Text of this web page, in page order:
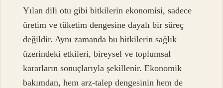
Yılan dili otu gibi bitkilerin ekonomisi, sadece
üretim ve tüketim dengesine dayalı bir süreç
değildir. Aynı zamanda bu bitkilerin sağlık
üzerindeki etkileri, bireysel ve toplumsal
kararların sonuçlarıyla şekillenir. Ekonomik
bakımdan, hem arz-talep dengesinin hem de